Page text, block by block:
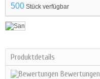
500 Stück verfügbar
Produktdetails
Bewertungen